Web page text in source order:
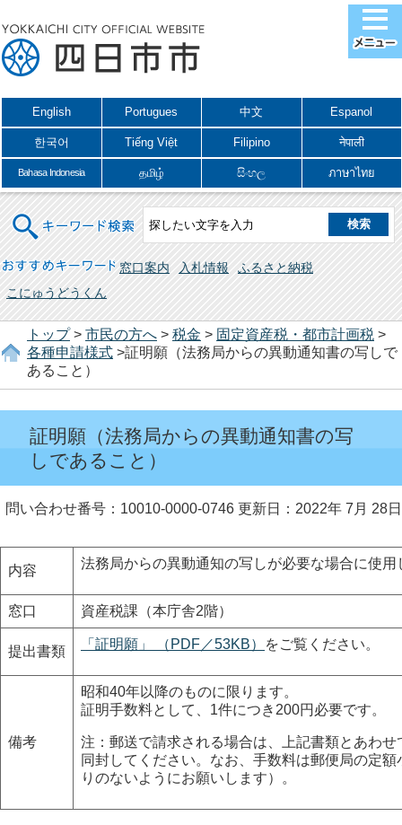
English Portugues 中文 Espanol
한국어 Tiếng Việt Filipino नेपाली
Bahasa Indonesia தமிழ் සිංහල ภาษาไทย
キーワード検索
おすすめキーワード 窓口案内 入札情報
ふるさと納税
こにゅうどうくん
トップ> 市民の方へ > 税金 > 固定資産税・都市計画税 >
各種申請様式 >証明願（法務局からの異動通知書の写しで
あること）
証明願（法務局からの異動通知書の写
しであること）
問い合わせ番号：10010-0000-0746 更新日：2022年 7月 28日
内容 法務局からの異動通知の写しが必要な場合に使用
窓口 資産税課（本庁舎2階）
提出書類 「証明願」 （PDF／53KB） をご覧ください。
備考
昭和40年以降のものに限ります。
証明手数料として、1件につき200円必要です。
注：郵送で請求される場合は、上記書類とあわ
同封してください。なお、手数料は郵便局の定
りのないようにお願いします）。